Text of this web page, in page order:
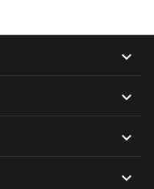



